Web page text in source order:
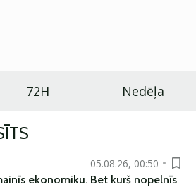
72H Nedēļa
05.08.26, 00:50
ekonomiku. Bet kurš nopelnīs